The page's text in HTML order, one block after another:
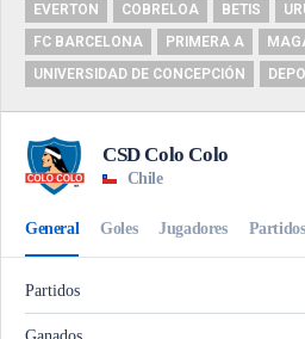
EVERTON
COBRELOA BETIS
FC BARCELONA
PRIMERA A
UNIVERSIDAD DE CONCEPCIÓN